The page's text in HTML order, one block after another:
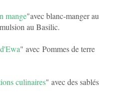
mange"avec blanc-manger au
au Basilic.
" avec Pommes de terre
culinaires" avec des sablés